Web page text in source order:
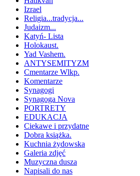
Izrael
Religia...tradycja...
Judaizm...
Katyń- Lista
Holokaust.
Yad Vashem.
ANTYSEMITYZM
Cmentarze Wlkp.
Komentarze
Synagogi
Synagoga Nova
PORTRETY
EDUKACJA
Ciekawe i przydatne
Dobra książka.
Kuchnia żydowska
Galeria zdjęć
Muzyczna dusza
Napisali do nas